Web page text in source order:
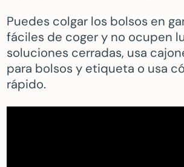
Puedes colgar los bolsos en
fáciles de coger y no ocupen
soluciones cerradas, usa
para bolsos y etiqueta o usa
rápido.